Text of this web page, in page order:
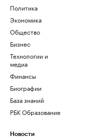
Политика
Экономика
Общество
Бизнес
Технологии и
медиа
Финансы
Биографии
База знаний
РБК Образование
Новости